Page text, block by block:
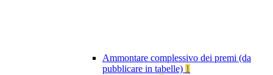
Ammontare complessivo dei premi (da
pubblicare in tabelle) 1